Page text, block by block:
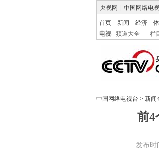
央视网 中国网络电
首页 新闻 经济
电视
频道大全 栏
中国网络电视台 > 新闻
前4
发布